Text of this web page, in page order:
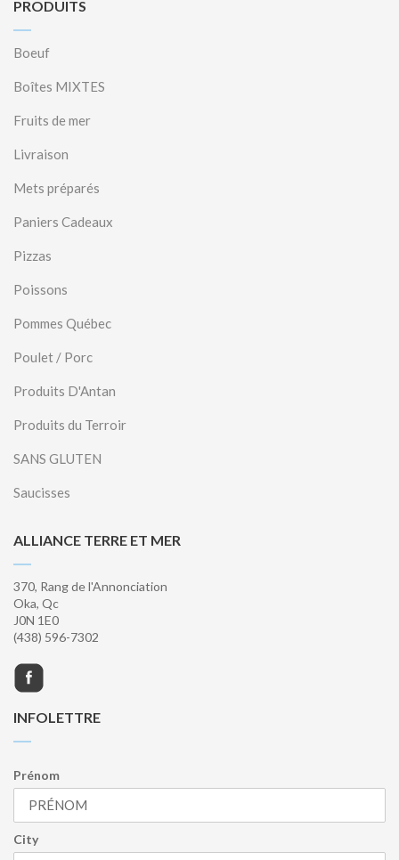
PRODUITS
Boeuf
Boîtes MIXTES
Fruits de mer
Livraison
Mets préparés
Paniers Cadeaux
Pizzas
Poissons
Pommes Québec
Poulet / Porc
Produits D'Antan
Produits du Terroir
SANS GLUTEN
Saucisses
ALLIANCE TERRE ET MER
370, Rang de l'Annonciation
Oka, Qc
J0N 1E0
(438) 596-7302
INFOLETTRE
Prénom
City